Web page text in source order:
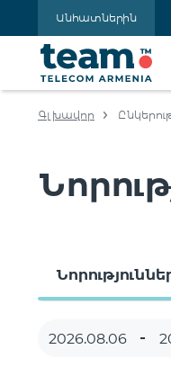
Անհատներին
Գլխավոր